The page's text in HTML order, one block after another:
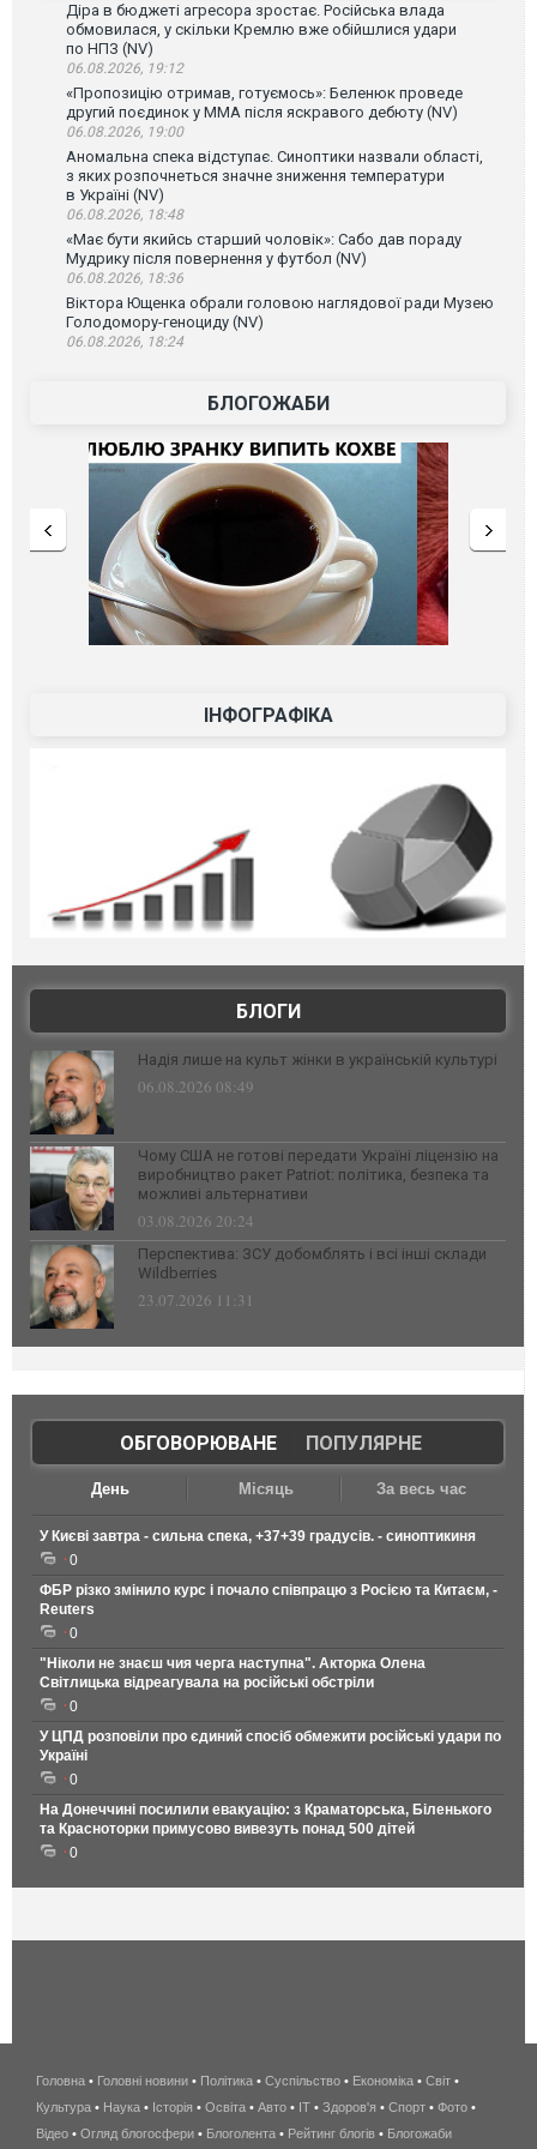
Діра в бюджеті агресора зростає. Російська влада
обмовилася, у скільки Кремлю вже обійшлися удари
по НПЗ (NV)
06.08.2026, 19:12
«Пропозицію отримав, готуємось»: Беленюк проведе
другий поєдинок у ММА після яскравого дебюту (NV)
06.08.2026, 19:00
Аномальна спека відступає. Синоптики назвали області,
з яких розпочнеться значне зниження температури
в Україні (NV)
06.08.2026, 18:48
«Має бути якийсь старший чоловік»: Сабо дав пораду
Мудрику після повернення у футбол (NV)
06.08.2026, 18:36
Віктора Ющенка обрали головою наглядової ради Музею
Голодомору-геноциду (NV)
06.08.2026, 18:24
БЛОГОЖАБИ
ІНФОГРАФІКА
БЛОГИ
Надія лише на культ жінки в українській культурі
06.08.2026 08:49
Чому США не готові передати Україні ліцензію на
виробництво ракет Patriot: політика, безпека та
можливі альтернативи
03.08.2026 20:24
Перспектива: ЗСУ добомблять і всі інші склади
Wildberries
23.07.2026 11:31
ОБГОВОРЮВАНЕ| ПОПУЛЯРНЕ
День Місяць За весь час
У Києві завтра - сильна спека, +37+39 градусів. - синоптикиня
0
ФБР різко змінило курс і почало співпрацю з Росією та Китаєм, -
Reuters
0
"Ніколи не знаєш чия черга наступна". Акторка Олена
Світлицька відреагувала на російські обстріли
0
У ЦПД розповіли про єдиний спосіб обмежити російські удари по
Україні
0
На Донеччині посилили евакуацію: з Краматорська, Біленького
та Красноторки примусово вивезуть понад 500 дітей
0
беспроводной
интернет
киев
Головна • Головні новини • Політика • Суспільство • Економіка • Світ •
Культура • Наука • Історія • Освіта • Авто • IT • Здоров'я • Спорт • Фото •
Відео • Огляд блогосфери • Блоголента • Рейтинг блогів • Блогожаби